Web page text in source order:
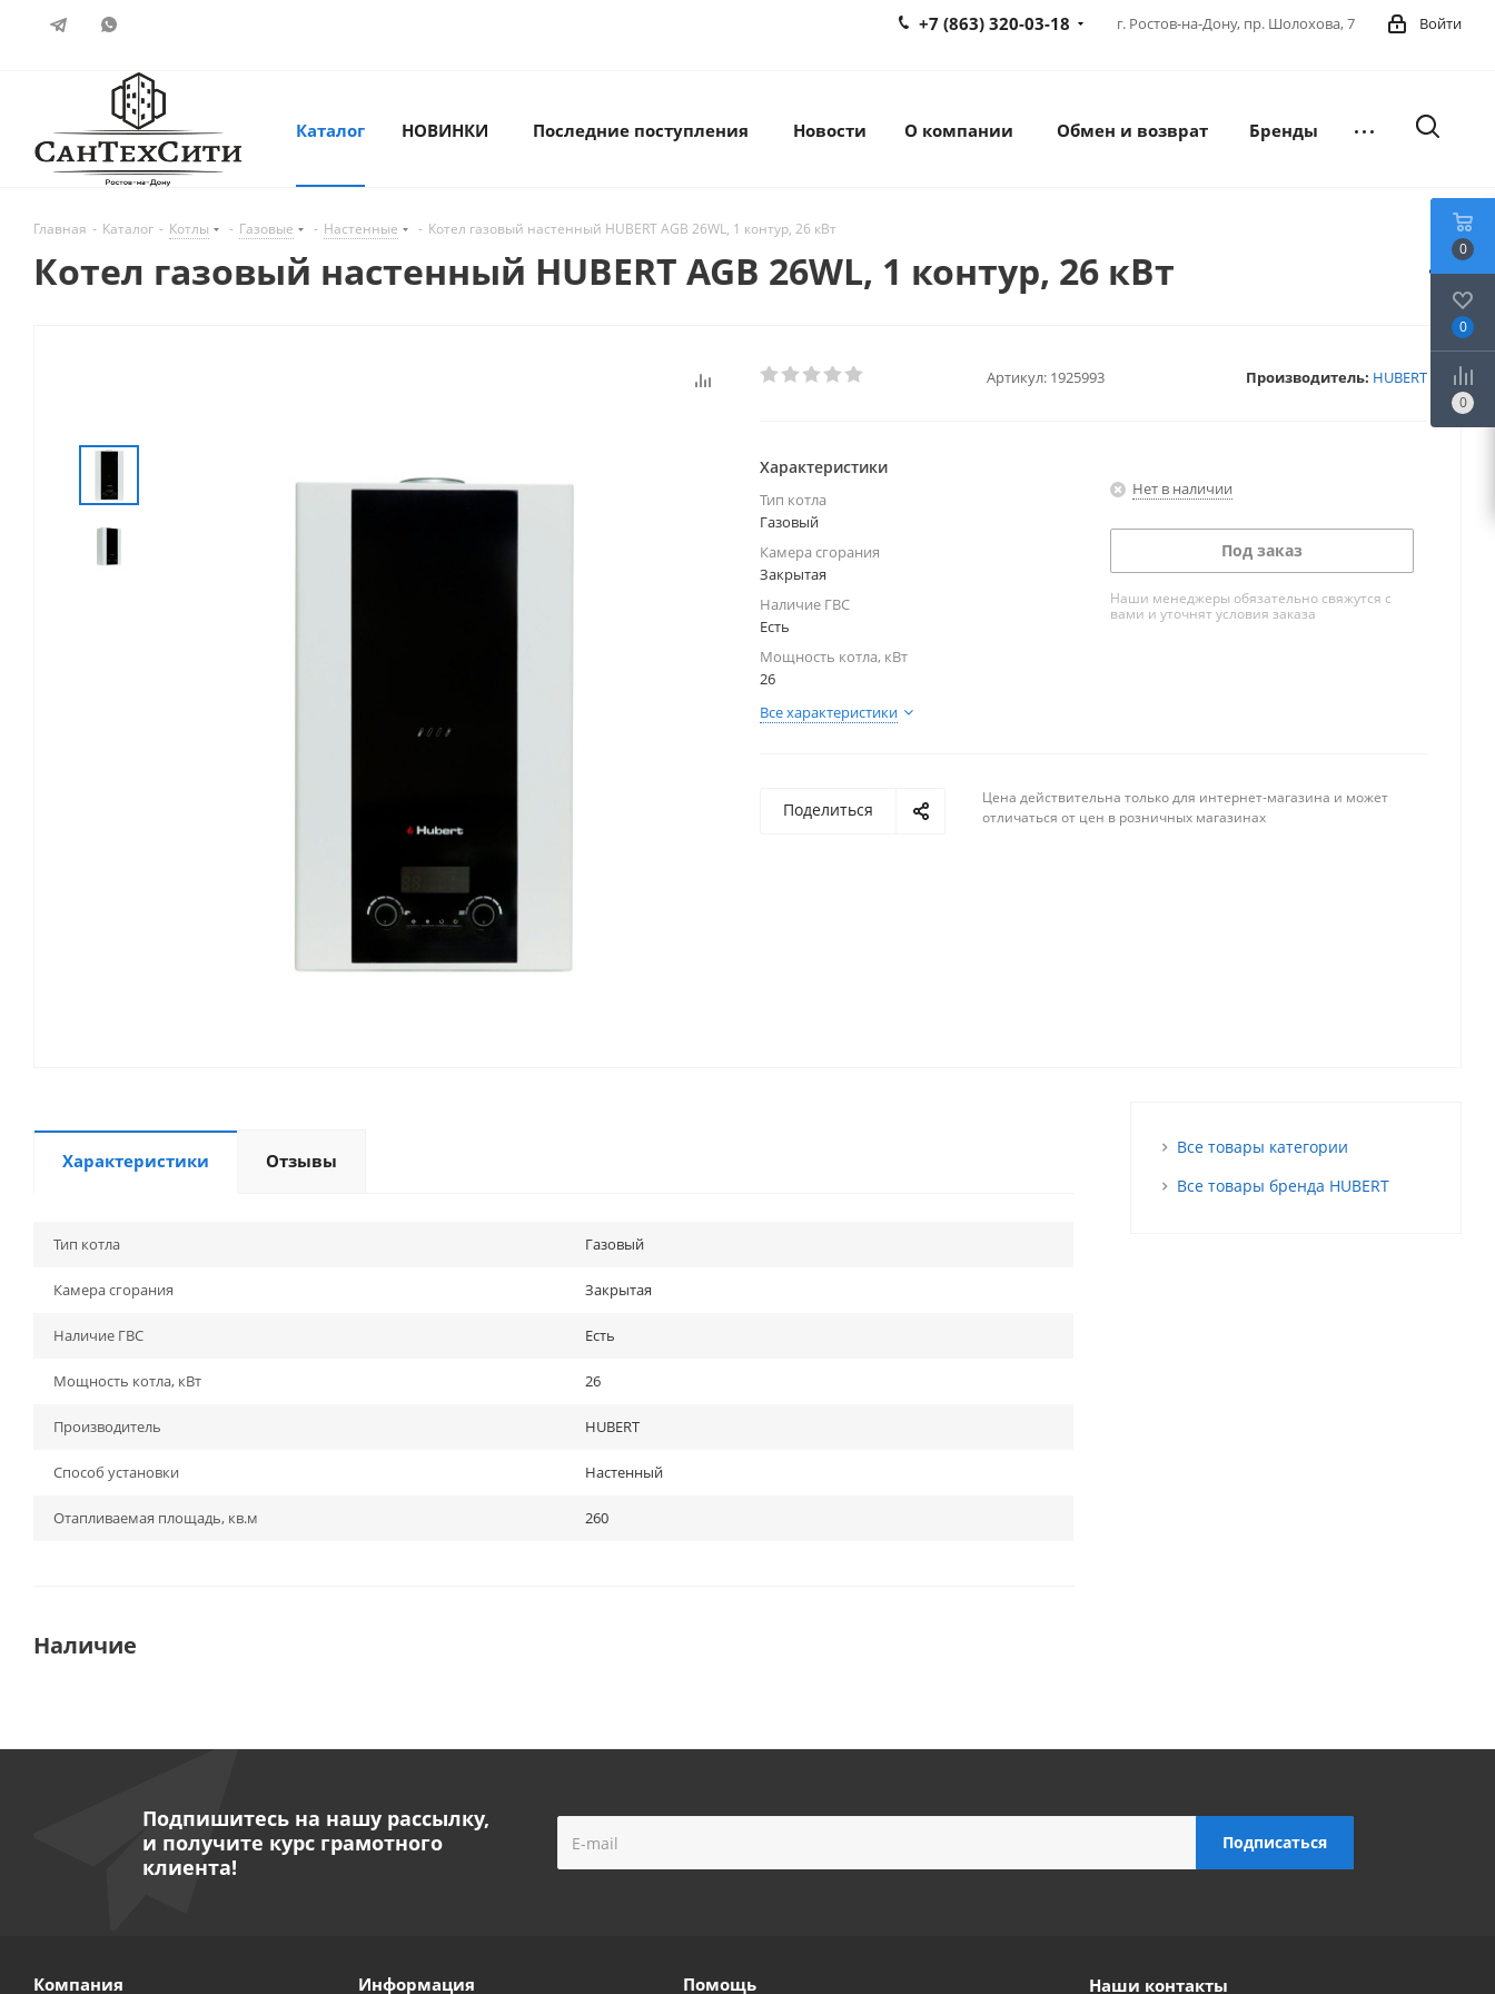
Войти
г. Ростов-на-Дону, пр. Шолохова, 7
+7 (863) 320-03-18
Каталог НОВИНКИ Последние поступления Новости О компании Обмен и возврат Бренды
Главная - Каталог - Котлы - Газовые - Настенные - Котел газовый настенный HUBERT AGB 26WL, 1 контур, 26 кВт
Котел газовый настенный HUBERT AGB 26WL, 1 контур, 26 кВт
Артикул: 1925993 Производитель: HUBERT
Характеристики
Тип котла
Газовый
Камера сгорания
Закрытая
Наличие ГВС
Есть
Мощность котла, кВт
26
Все характеристики
Нет в наличии
Под заказ
Наши менеджеры обязательно свяжутся с
вами и уточнят условия заказа
Поделиться
Цена действительна только для интернет-магазина и может
отличаться от цен в розничных магазинах
Характеристики Отзывы
Тип котла Газовый
Камера сгорания Закрытая
Наличие ГВС Есть
Мощность котла, кВт 26
Производитель HUBERT
Способ установки Настенный
Отапливаемая площадь, кв.м 260
Наличие
Все товары категории
Все товары бренда HUBERT
Подпишитесь на нашу рассылку,
и получите курс грамотного
клиента!
Компания Информация Помощь Наши контакты
0
0
0